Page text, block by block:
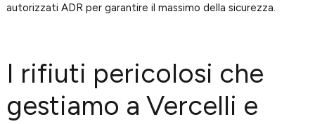
autorizzati ADR per garantire il massimo della sicurezza.
I rifiuti pericolosi che
gestiamo a Vercelli e